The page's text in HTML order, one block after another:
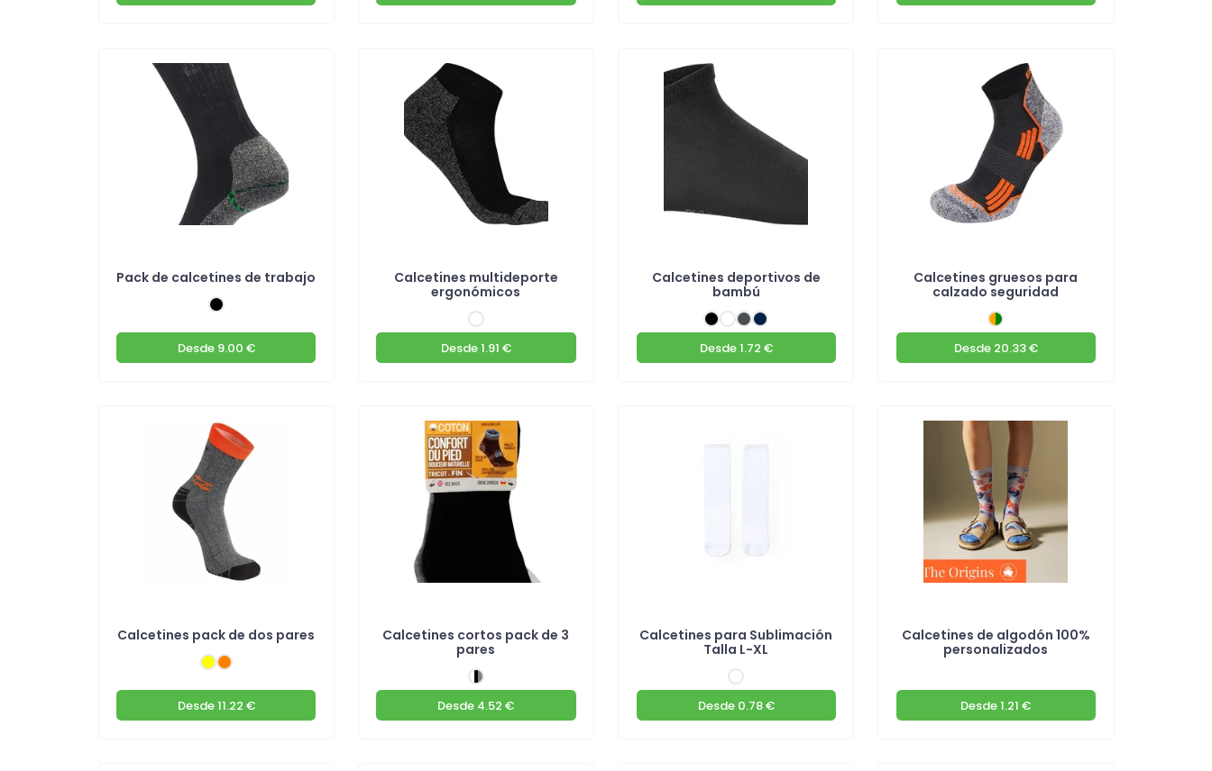
Pack de calcetines de trabajo
Desde9.00 €
Calcetines multideporte
ergonómicos
Desde1.91 €
Calcetines deportivos de
bambú
Desde1.72 €
Calcetines gruesos para
calzado seguridad
Desde20.33 €
Calcetines pack de dos pares
Desde11.22 €
Calcetines cortos pack de 3
pares
Desde 4.52 €
Calcetines para Sublimación
Talla L-XL
Desde0.78 €
Calcetines de algodón 100%
personalizados
Desde1.21 €